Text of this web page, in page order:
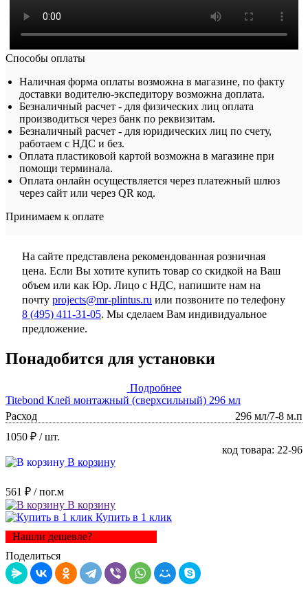
Способы оплаты
Наличная форма оплаты возможна в магазине, по факту
доставки водителю-экспедитору возможна доплата.
Безналичный расчет - для физических лиц оплата
производиться через банк по реквизитам.
Безналичный расчет - для юридических лиц по счету,
работаем с НДС и без.
Оплата пластиковой картой возможна в магазине при
помощи терминала.
Оплата онлайн осуществляется через платежный шлюз
через сайт или через QR код.
Принимаем к оплате
На сайте представлена рекомендованная розничная
цена. Если Вы хотите купить товар со скидкой на Ваш
объем или как Юр. Лицо с НДС, напишите нам на
почту projects@mr-plintus.ru или позвоните по телефону
8 (495) 411-31-05. Мы сделаем Вам индивидуальное
предложение.
Понадобится для установки
Подробнее
Titebond Клей монтажный (сверхсильный) 296 мл
Расход
296 мл/7-8 м.п
1050 ₽ / шт.
код товара: 22-96
В корзину
561 ₽ / пог.м
В корзину
Купить в 1 клик
Нашли дешевле?
Поделиться